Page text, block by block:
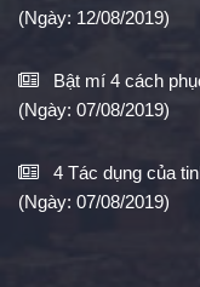
(Ngày: 12/08/2019)
Bật mí 4 cách
(Ngày: 07/08/2019)
4 Tác dụng của
(Ngày: 07/08/2019)